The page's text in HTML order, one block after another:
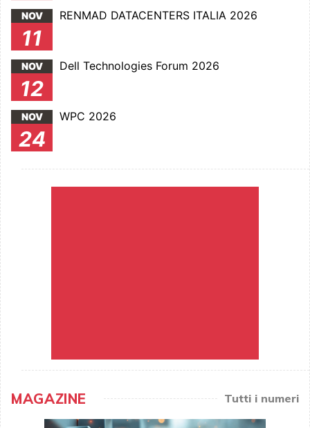
NOV
11
RENMAD DATACENTERS ITALIA 2026
NOV
12
Dell Technologies Forum 2026
NOV
24
WPC 2026
MAGAZINE Tutti i numeri